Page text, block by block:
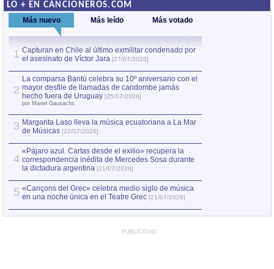
LO + EN CANCIONEROS.COM
Más nuevo Más leído Más votado
1 Capturan en Chile al último exmilitar condenado por
el asesinato de Víctor Jara [27/07/2026]
2
La comparsa Bantú celebra su 10º aniversario con el
mayor desfile de llamadas de candombe jamás
hecho fuera de Uruguay [25/07/2026]
por Manel Gausachs
3 Margarita Laso lleva la música ecuatoriana a La Mar
de Músicas [22/07/2026]
4
«Pájaro azul. Cartas desde el exilio» recupera la
correspondencia inédita de Mercedes Sosa durante
la dictadura argentina [21/07/2026]
5 «Cançons del Grec» celebra medio siglo de música
en una noche única en el Teatre Grec [21/07/2026]
PUBLICIDAD